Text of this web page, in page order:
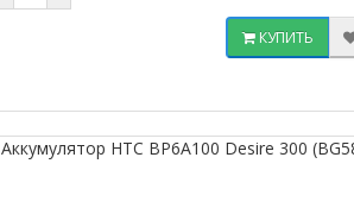
КУПИТЬ
Аккумулятор HTC BP6A100 Desire 300